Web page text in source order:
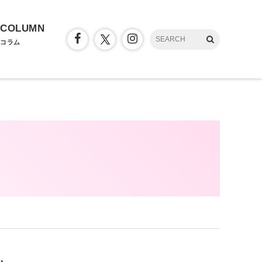
COLUMN
コラム